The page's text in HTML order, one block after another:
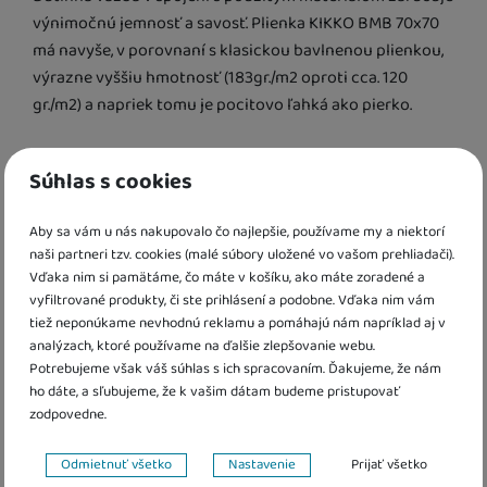
Súhlas s cookies
Aby sa vám u nás nakupovalo čo najlepšie, používame my a niektorí
naši partneri tzv. cookies (malé súbory uložené vo vašom prehliadači).
Vďaka nim si pamätáme, čo máte v košíku, ako máte zoradené a
vyfiltrované produkty, či ste prihlásení a podobne. Vďaka nim vám
tiež neponúkame nevhodnú reklamu a pomáhajú nám napríklad aj v
analýzach, ktoré používame na ďalšie zlepšovanie webu.
Potrebujeme však váš súhlas s ich spracovaním. Ďakujeme, že nám
ho dáte, a sľubujeme, že k vašim dátam budeme pristupovať
zodpovedne.
Nastavenie súhlasov s kategóriami cookies
Odmietnuť všetko Nastavenie Prijať všetko
Heaven for
boys mix
K DISPOZÍCII
K DISPOZÍCII
14,00€
Scandinavian
Baby Pink
K DISPOZÍCII
14,00€
K DISPOZÍCII
14,00€
výnimočnú jemnosť a savosť. Plienka KIKKO BMB 70x70
má navyše, v porovnaní s klasickou bavlnenou plienkou,
výrazne vyššiu hmotnosť (183gr./m2 oproti cca. 120
gr./m2) a napriek tomu je pocitovo ľahká ako pierko.
reakciu, bavlnená viskoza je navyše antibakteriálna.
Balenie po 3ks.
Zloženie: 70% bambusová viskoza, 30% bavlna
Parametre
Prevládajúca farba
žltá / modrá / červená / biela / ružová / zelená / fialová /
hnedá / šedá / oranžová / tyrkysová / mint
Materiál plienky
bambus